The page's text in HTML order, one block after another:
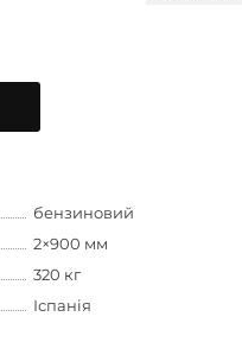
бензиновий
2×900 мм
320 кг
Іспанія